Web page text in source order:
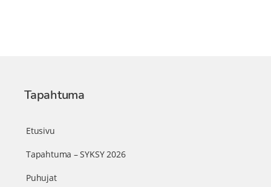
Tapahtuma
Etusivu
Tapahtuma – SYKSY 2026
Puhujat